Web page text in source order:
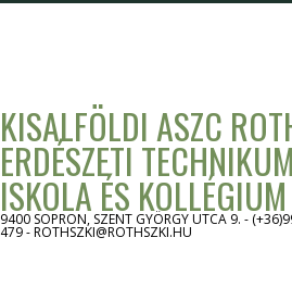
KISALFÖLDI ASZC
ERDÉSZETI
ISKOLA ÉS KOLLÉGIUM
9400 SOPRON, SZENT GYÖRGY UTCA 9. -
479 - ROTHSZKI@ROTHSZKI.HU